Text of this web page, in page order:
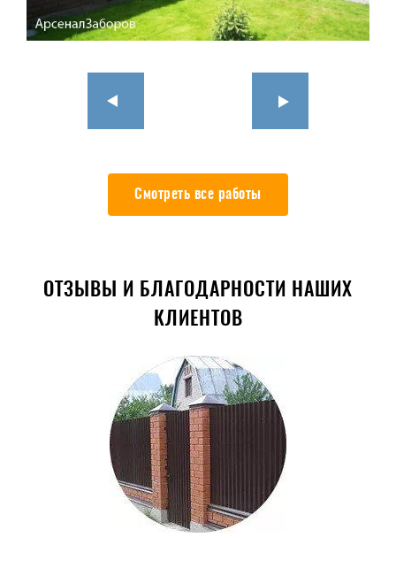
Смотреть все работы
ОТЗЫВЫ И БЛАГОДАРНОСТИ НАШИХ
КЛИЕНТОВ